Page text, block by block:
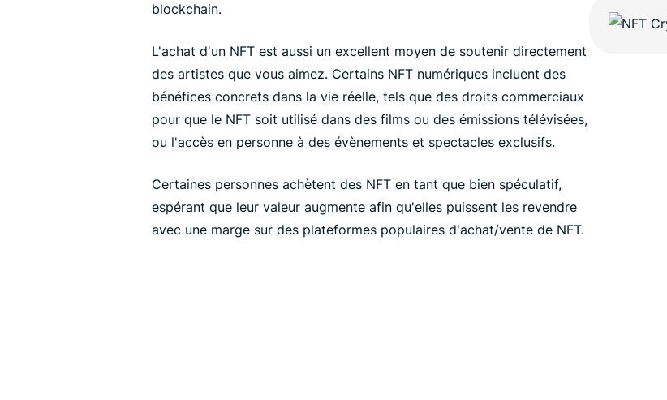
blockchain.
L'achat d'un NFT est aussi un excellent moyen de soutenir directement
des artistes que vous aimez. Certains NFT numériques incluent des
bénéfices concrets dans la vie réelle, tels que des droits commerciaux
pour que le NFT soit utilisé dans des films ou des émissions télévisées,
ou l'accès en personne à des évènements et spectacles exclusifs.
Certaines personnes achètent des NFT en tant que bien spéculatif,
espérant que leur valeur augmente afin qu'elles puissent les revendre
avec une marge sur des plateformes populaires d'achat/vente de NFT.